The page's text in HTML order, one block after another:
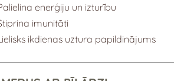
enerģiju un izturību
imunitāti
ikdienas uztura papildinājums